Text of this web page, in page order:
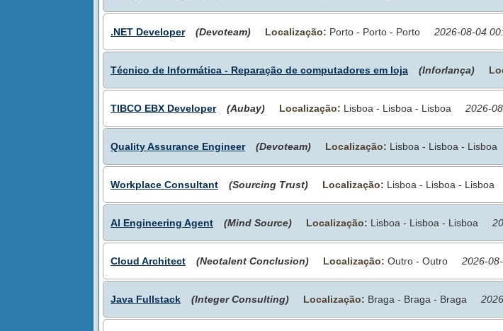
.NET Developer (Devoteam) Localização: Porto - Porto - Porto 2026-08-04
Técnico de Informática - Reparação de computadores em loja (Inforlança)
TIBCO EBX Developer (Aubay) Localização: Lisboa - Lisboa - Lisboa 2026-
Quality Assurance Engineer (Devoteam) Localização: Lisboa - Lisboa - Lisboa
Workplace Consultant (Sourcing Trust) Localização: Lisboa - Lisboa - Lisboa
AI Engineering Agent (Mind Source) Localização: Lisboa - Lisboa - Lisboa
Cloud Architect (Neotalent Conclusion) Localização: Outro - Outro 2026-
Java Fullstack (Integer Consulting) Localização: Braga - Braga - Braga